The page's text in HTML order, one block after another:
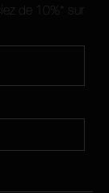
de 10%* sur